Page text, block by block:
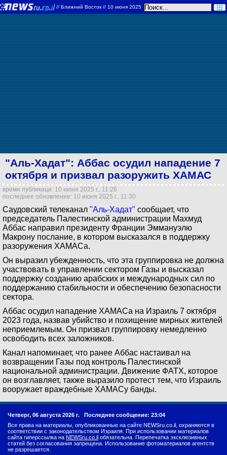
// Ближний Восток // 10 июня 2025
"Аль-Хадат": Аббас осудил нападение 7
октября и призвал разоружить ХАМАС
время публикаци: 10 июня 2025 г., 11:26
последнее обновление: 10 июня 2025 г., 11:30
Саудовский телеканал "Аль-Хадат" сообщает, что
председатель Палестинской администрации Махмуд
Аббас направил президенту Франции Эммануэлю
Макрону послание, в котором высказался в поддержку
разоружения ХАМАСа.
Он выразил убежденность, что эта группировка не должна
участвовать в управлении сектором Газы и высказал
поддержку созданию арабских и международных сил по
поддержанию стабильности и обеспечению безопасности
сектора.
Аббас осудил нападение ХАМАСа на Израиль 7 октября
2023 года, назвав убийство и похищение мирных жителей
неприемлемым. Он призвал группировку немедленно
освободить всех заложников.
Канал напоминает, что ранее Аббас настаивал на
возвращении Газы под контроль Палестинской
национальной администрации. Движение ФАТХ, которое
он возглавляет, также выразило протест тем, что Израиль
вооружает враждебные ХАМАСу банды.
Четверг, 06 августа 2026 г. Последнее сообщение: 23:04
Все права на материалы, опубликованные на сайте NEWSru.co.il, охраняются в
соответствии с законодательством Израиля. При использовании материалов
сайта гиперссылка на NEWSru.co.il обязательна. Перепечатка эксклюзивных
статей без согласования запрещена. Использование фотоматериалов агентств
не разрешается.